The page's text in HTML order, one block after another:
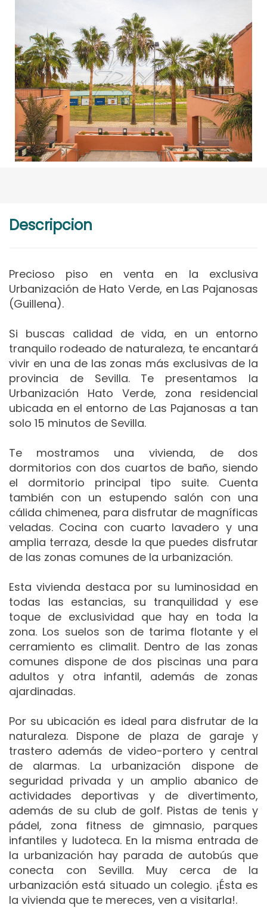
Descripcion
Precioso piso en venta en la exclusiva
Urbanización de Hato Verde, en Las Pajanosas
(Guillena).
Si buscas calidad de vida, en un entorno
tranquilo rodeado de naturaleza, te encantará
vivir en una de las zonas más exclusivas de la
provincia de Sevilla.
Te presentamos la
Urbanización Hato Verde, zona residencial
ubicada en el entorno de Las Pajanosas a tan
solo 15 minutos de Sevilla.
Te mostramos una vivienda, de dos
dormitorios con dos cuartos de baño, siendo
el dormitorio principal tipo suite. Cuenta
también con un estupendo salón con una
cálida chimenea, para disfrutar de magníficas
veladas. Cocina con cuarto lavadero y una
amplia terraza, desde la que puedes disfrutar
de las zonas comunes de la urbanización.
Esta vivienda destaca por su luminosidad en
todas las estancias, su tranquilidad y ese
toque de exclusividad que hay en toda la
zona. Los suelos son de tarima flotante y el
cerramiento es climalit. Dentro de las zonas
comunes dispone de dos piscinas una para
adultos y otra infantil, además de zonas
ajardinadas.
Por su ubicación es ideal para disfrutar de la
naturaleza. Dispone de plaza de garaje y
trastero además de video-portero y central
de alarmas. La urbanización dispone de
seguridad privada y un amplio abanico de
actividades deportivas y de divertimento,
además de su club de golf. Pistas de tenis y
pádel, zona fitness de gimnasio, parques
infantiles y ludoteca. En la misma entrada de
la urbanización hay parada de autobús que
conecta con Sevilla. Muy cerca de la
urbanización está situado un colegio. ¡Ésta es
la vivienda que te mereces, ven a visitarla!.